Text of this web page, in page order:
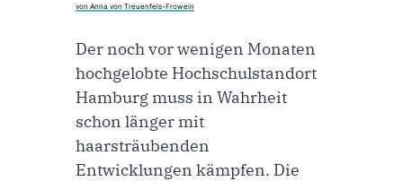
von Anna von Treuenfels-Frowein
Der noch vor wenigen Monaten
hochgelobte Hochschulstandort
Hamburg muss in Wahrheit
schon länger mit
haarsträubenden
Entwicklungen kämpfen. Die